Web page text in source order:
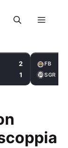
Menu
2
1
FB
SGR